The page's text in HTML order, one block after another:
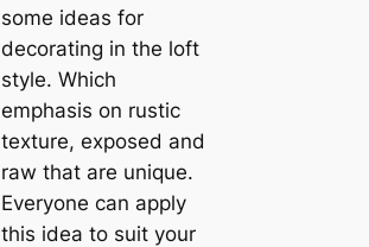
some ideas for
decorating in the loft
style. Which
emphasis on rustic
texture, exposed and
raw that are unique.
Everyone can apply
this idea to suit your